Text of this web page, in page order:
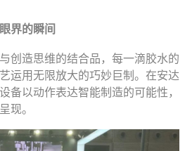
界的瞬间
造思维的结合品，每一滴胶水的
运用无限放大的巧妙巨制。在安达
备以动作表达智能制造的可能性，
现。